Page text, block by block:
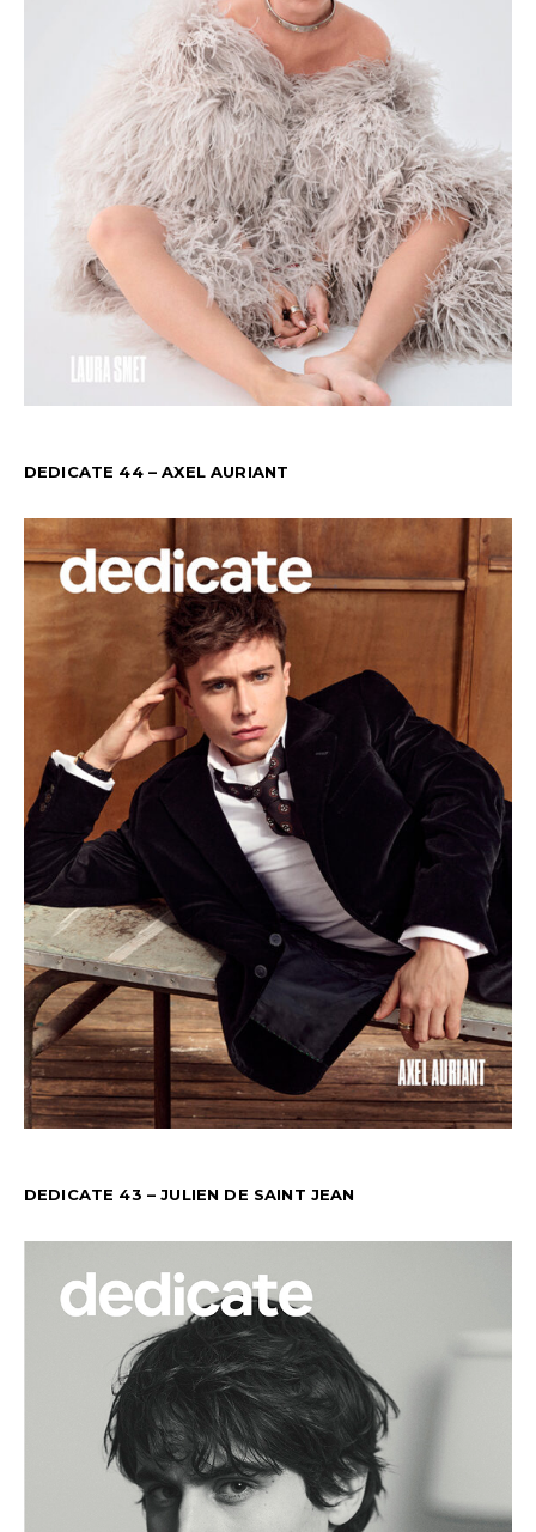
DEDICATE 44 – AXEL AURIANT
DEDICATE 43 – JULIEN DE SAINT JEAN